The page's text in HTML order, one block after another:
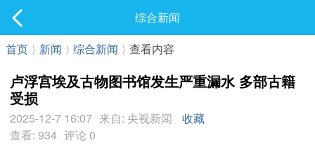
最新发表
综合新闻
首页 ⟩ 新闻 ⟩ 综合新闻 ⟩ 查看内容
卢浮宫埃及古物图书馆发生严重漏水 多部古籍
受损
2025-12-7 16:07 来自: 央视新闻
收藏
查看: 934 评论 0